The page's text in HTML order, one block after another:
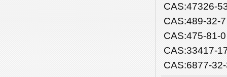
CAS:47326-
CAS:489-32-
CAS:475-81-
CAS:33417-
CAS:6877-